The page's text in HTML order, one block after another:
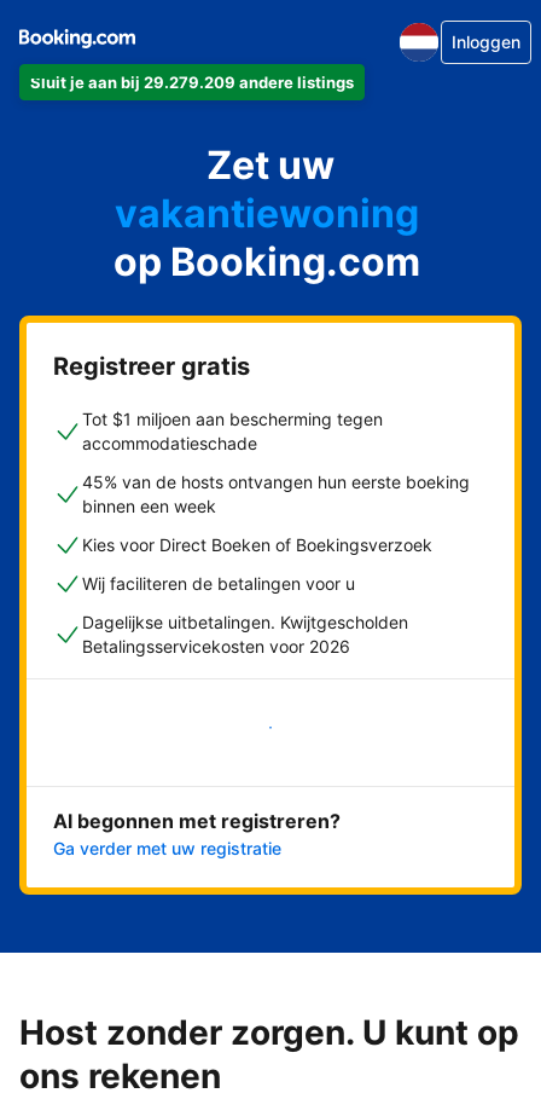
Sluit je aan bij 29.279.209 andere listings
Inloggen
Zet uw
appartement
hotel
vakantiewoning
pension
bed & breakfast
op Booking.com
Registreer gratis
Tot $1 miljoen aan bescherming tegen
accommodatieschade
45% van de hosts ontvangen hun eerste boeking
binnen een week
Kies voor Direct Boeken of Boekingsverzoek
Wij faciliteren de betalingen voor u
Dagelijkse uitbetalingen. Kwijtgescholden
Betalingsservicekosten voor 2026
Nu meteen beginnen
Al begonnen met registreren?
Ga verder met uw registratie
Host zonder zorgen. U kunt op
ons rekenen